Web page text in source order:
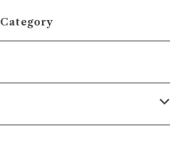
Category